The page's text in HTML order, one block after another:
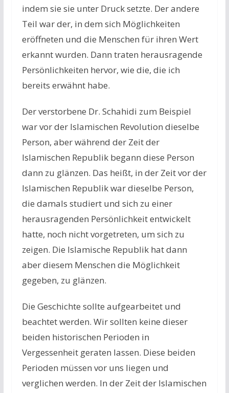
indem sie sie unter Druck setzte. Der andere
Teil war der, in dem sich Möglichkeiten
eröffneten und die Menschen für ihren Wert
erkannt wurden. Dann traten herausragende
Persönlichkeiten hervor, wie die, die ich
bereits erwähnt habe.
Der verstorbene Dr. Schahidi zum Beispiel
war vor der Islamischen Revolution dieselbe
Person, aber während der Zeit der
Islamischen Republik begann diese Person
dann zu glänzen. Das heißt, in der Zeit vor der
Islamischen Republik war dieselbe Person,
die damals studiert und sich zu einer
herausragenden Persönlichkeit entwickelt
hatte, noch nicht vorgetreten, um sich zu
zeigen. Die Islamische Republik hat dann
aber diesem Menschen die Möglichkeit
gegeben, zu glänzen.
Die Geschichte sollte aufgearbeitet und
beachtet werden. Wir sollten keine dieser
beiden historischen Perioden in
Vergessenheit geraten lassen. Diese beiden
Perioden müssen vor uns liegen und
verglichen werden. In der Zeit der Islamischen